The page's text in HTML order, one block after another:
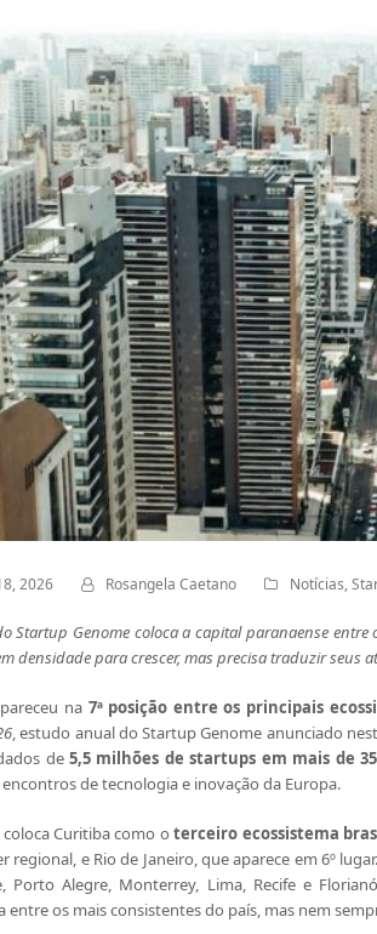
2026 Rosangela Caetano Notícias,
Startup Genome coloca a capital paranaense
densidade para crescer, mas precisa traduzir seus
na 7ª posição entre os principais
, estudo anual do Startup Genome anunciado
de5,5 milhões de startups em mais de
de tecnologia e inovação da Europa.
coloca Curitiba como oterceiro ecossistema
regional, e Rio de Janeiro, que aparece em 6º
Porto Alegre, Monterrey, Lima, Recife e
entre os mais consistentes do país, mas nem